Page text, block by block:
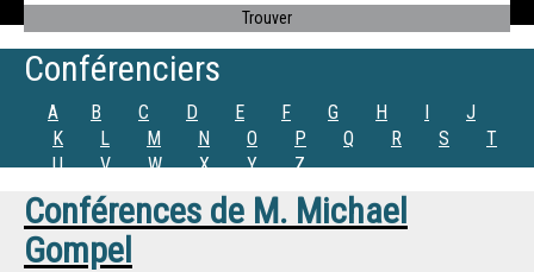
Conférenciers
A B C D E F G H I
J
K
L M N O P Q R S
T
U
V W X Y Z
Conférences de M. Michael
Gompel